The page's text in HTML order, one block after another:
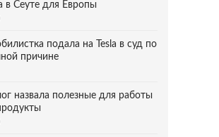
в Сеуте для Европы
подала на Tesla в суд по
причине
назвала полезные для работы